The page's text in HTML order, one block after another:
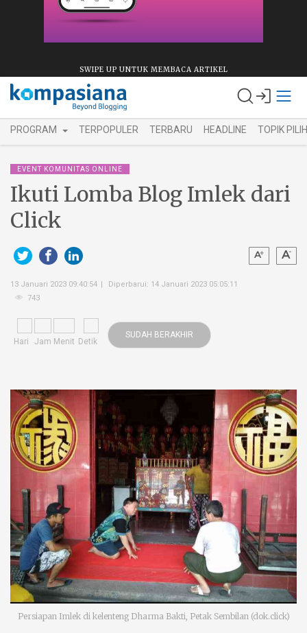
SWIPE UP UNTUK MEMBACA ARTIKEL
PROGRAM TERPOPULER TERBARU HEADLINE TOPIK
EVENT KOMUNITAS ONLINE
Ikuti Lomba Blog Imlek dari
Click
13 Januari 2023 09:40:54
Diperbarui: 14 Januari 2023 05:05:11
743
Hari Jam Menit Detik
SUDAH BERAKHIR
Persiapan Imlek di kelenteng Dharma Bakti, Petak Sembilan (dok.click)